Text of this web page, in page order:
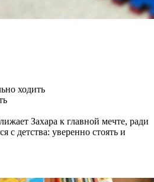
ходить
Захара к главной мечте, ради
с детства: уверенно стоять и